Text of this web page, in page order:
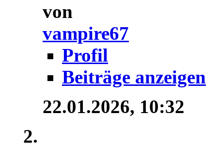
von
vampire67
Profil
Beiträge anzeigen
22.01.2026, 10:32